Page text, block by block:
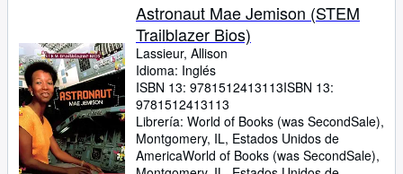
Astronaut Mae Jemison (STEM
Trailblazer Bios)
Lassieur, Allison
Idioma: Inglés
ISBN 13: 9781512413113ISBN 13:
9781512413113
Librería: World of Books (was SecondSale),
Montgomery, IL, Estados Unidos de
AmericaWorld of Books (was SecondSale),